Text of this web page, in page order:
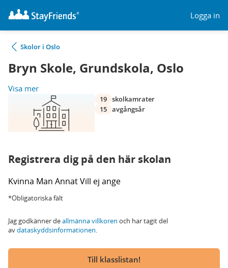
Logga in
Skolor i Oslo
Bryn Skole, Grundskola, Oslo
Visa mer
19 skolkamrater
15 avgångsår
Registrera dig på den här skolan
Kvinna Man AnnatVill ej ange
*Obligatoriska fält
Jag godkänner deallmänna villkoren och har tagit del
avdataskyddsinformationen.
Till klasslistan!